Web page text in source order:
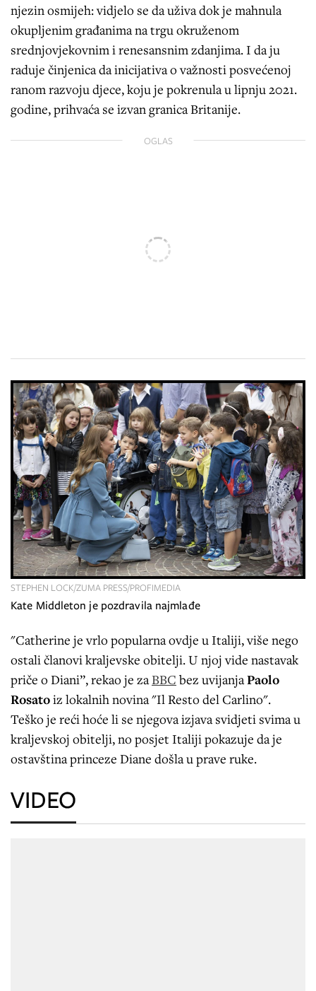
njezin osmijeh: vidjelo se da uživa dok je mahnula
okupljenim građanima na trgu okruženom
srednjovjekovnim i renesansnim zdanjima. I da ju
raduje činjenica da inicijativa o važnosti posvećenoj
ranom razvoju djece, koju je pokrenula u lipnju 2021.
godine, prihvaća se izvan granica Britanije.
OGLAS
Kate Middleton je pozdravila najmlađe
STEPHEN LOCK/ZUMA PRESS/PROFIMEDIA
"Catherine je vrlo popularna ovdje u Italiji, više nego
ostali članovi kraljevske obitelji. U njoj vide nastavak
priče o Diani”, rekao je zaBBC bez uvijanjaPaolo
Rosatoiz lokalnih novina "Il Resto del Carlino".
Teško je reći hoće li se njegova izjava svidjeti svima u
kraljevskoj obitelji, no posjet Italiji pokazuje da je
ostavština princeze Diane došla u prave ruke.
VIDEO